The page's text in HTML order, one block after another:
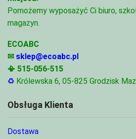
Pomożemy wyposażyć Ci biuro,
magazyn.
ECOABC
✉ sklep@ecoabc.pl
📳 515-056-515
♻ Królewska 6, 05-825 Grodzisk
Obsługa Klienta
Dostawa